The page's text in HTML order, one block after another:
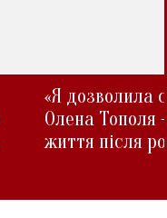
«Я дозволила
Олена Тополя
життя після